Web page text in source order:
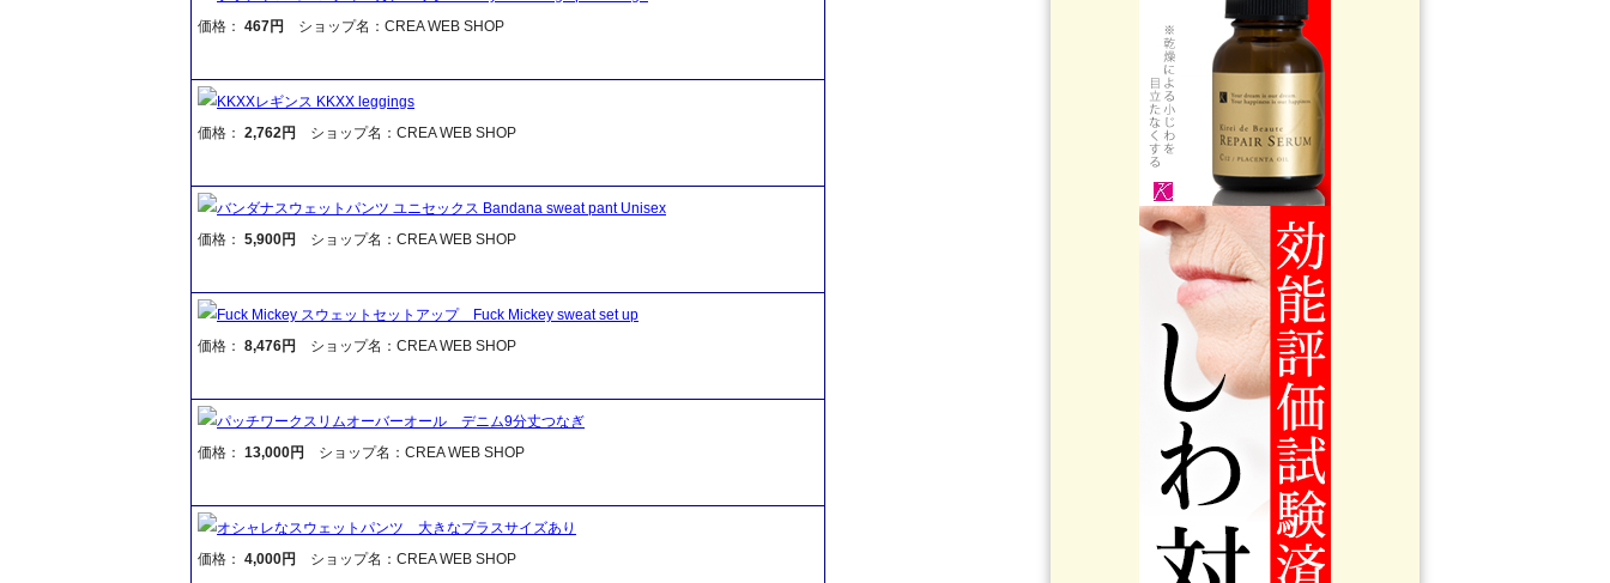
価格： 467円 ショップ名：CREA WEB SHOP
KKXXレギンス KKXX leggings
価格： 2,762円 ショップ名：CREA WEB SHOP
バンダナスウェットパンツ ユニセックス Bandana sweat pant Unisex
価格： 5,900円 ショップ名：CREA WEB SHOP
Fuck Mickey スウェットセットアップ Fuck Mickey sweat set up
価格： 8,476円 ショップ名：CREA WEB SHOP
パッチワークスリムオーバーオール デニム9分丈つなぎ
価格： 13,000円 ショップ名：CREA WEB SHOP
オシャレなスウェットパンツ 大きなプラスサイズあり
価格： 4,000円 ショップ名：CREA WEB SHOP